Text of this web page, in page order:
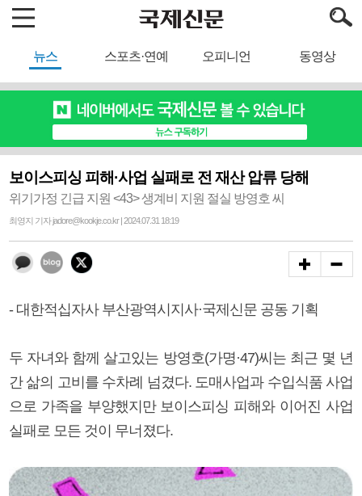
뉴스 스포츠·연예 오피니언 동영상
보이스피싱 피해·사업 실패로 전 재산 압류 당해
위기가정 긴급 지원 <43> 생계비 지원 절실 방영호 씨
최영지 기자 jadore@kookje.co.kr | 2024.07.31 18:19
- 대한적십자사 부산광역시지사·국제신문 공동 기획
두 자녀와 함께 살고있는 방영호(가명·47)씨는 최근 몇 년
간 삶의 고비를 수차례 넘겼다. 도매사업과 수입식품 사업
으로 가족을 부양했지만 보이스피싱 피해와 이어진 사업
실패로 모든 것이 무너졌다.